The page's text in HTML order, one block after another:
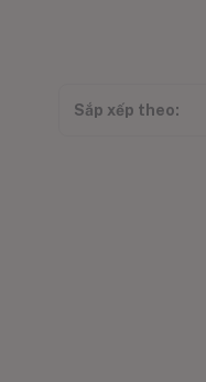
Sắp xếp theo: